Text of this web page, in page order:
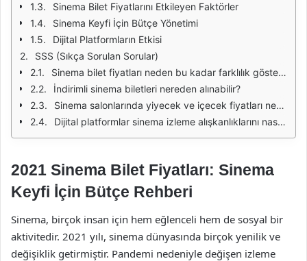
Sinema Bilet Fiyatlarını Etkileyen Faktörler
Sinema Keyfi İçin Bütçe Yönetimi
Dijital Platformların Etkisi
SSS (Sıkça Sorulan Sorular)
Sinema bilet fiyatları neden bu kadar farklılık gösteriyor?
İndirimli sinema biletleri nereden alınabilir?
Sinema salonlarında yiyecek ve içecek fiyatları neden bu kadar yüksek?
Dijital platformlar sinema izleme alışkanlıklarını nasıl etkiledi?
2021 Sinema Bilet Fiyatları: Sinema
Keyfi İçin Bütçe Rehberi
Sinema, birçok insan için hem eğlenceli hem de sosyal bir
aktivitedir. 2021 yılı, sinema dünyasında birçok yenilik ve
değişiklik getirmiştir. Pandemi nedeniyle değişen izleme